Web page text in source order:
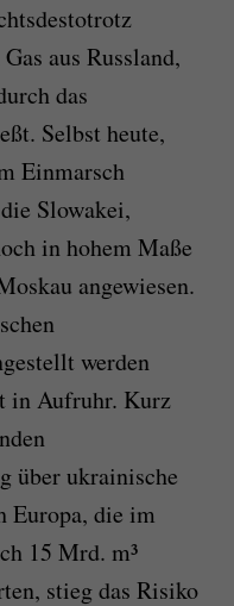
aus Russland,
das
Selbst heute,
Einmarsch
Slowakei,
in hohem Maße
angewiesen.
werden
in Aufruhr. Kurz
über ukrainische
Europa, die im
15 Mrd. m³
stieg das Risiko